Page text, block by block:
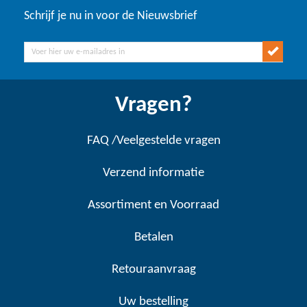
Schrijf je nu in voor de Nieuwsbrief
Vragen?
FAQ /Veelgestelde vragen
Verzend informatie
Assortiment en Voorraad
Betalen
Retouraanvraag
Uw bestelling